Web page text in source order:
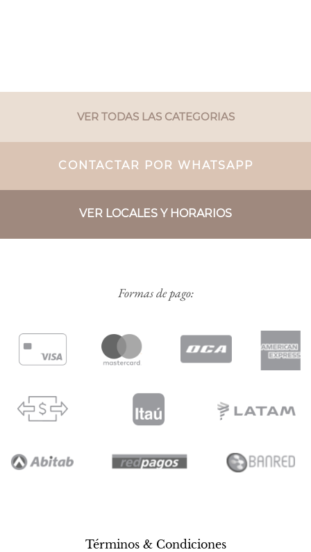
VER TODAS LAS CATEGORIAS
CONTACTAR POR WHATSAPP
VER LOCALES Y HORARIOS
Formas de pago:
Términos & Condiciones